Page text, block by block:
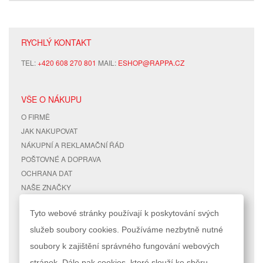
RYCHLÝ KONTAKT
TEL:+420 608 270 801 MAIL: ESHOP@RAPPA.CZ
VŠE O NÁKUPU
O FIRMĚ
JAK NAKUPOVAT
NÁKUPNÍ A REKLAMAČNÍ ŘÁD
POŠTOVNÉ A DOPRAVA
OCHRANA DAT
NAŠE ZNAČKY
RYCHLÉ ODKAZY
MAPA STRÁNEK
ÚČET
MŮJ ÚČET
Tyto webové stránky používají k poskytování svých
služeb soubory cookies. Používáme nezbytně nutné
soubory k zajištění správného fungování webových